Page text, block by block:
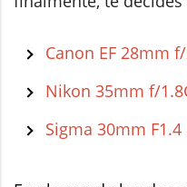
Canon EF 28mm
Nikon 35mm f/
Sigma 30mm F1.4